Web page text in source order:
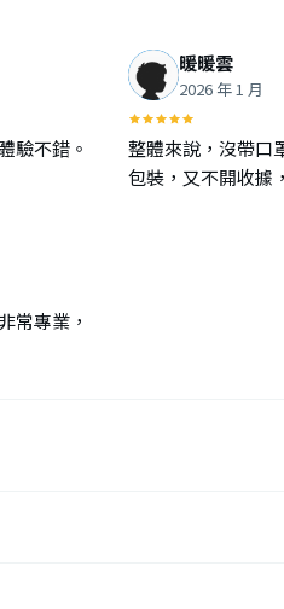
驗不錯。
暖暖雲
2026 年 1 月
整體來說，沒帶口
包裝，又不開收據
常專業，